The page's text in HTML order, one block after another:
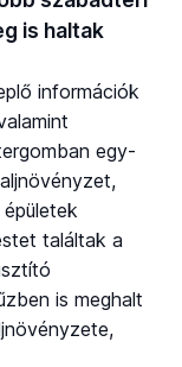
is haltak
információk
egy-
találtak a
is meghalt